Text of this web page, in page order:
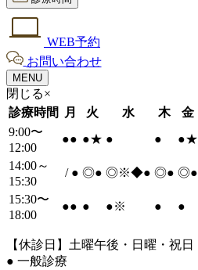
WEB予約
お問い合わせ
MENU
閉じる×
診療時間
月 火 水 木 金
9:00〜
12:00
●● ●★ ● ● ●★
14:00～
15:30
/ ● ◎● ◎※◆● ◎● ◎●
15:30〜
18:00
●● ● ●※ ● ●
【休診日】土曜午後・日曜・祝日
● 一般診療